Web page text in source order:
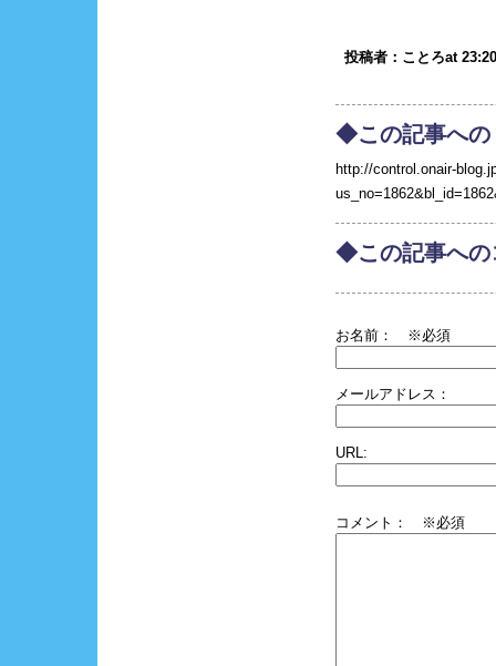
投稿者：ことろat
◆この記事への
http://control.onair-
◆この記事への
お名前： ※必須
メールアドレス：
URL:
コメント： ※必須